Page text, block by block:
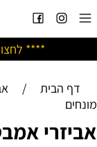
****
דף הבית /
מונחים
אביזרי